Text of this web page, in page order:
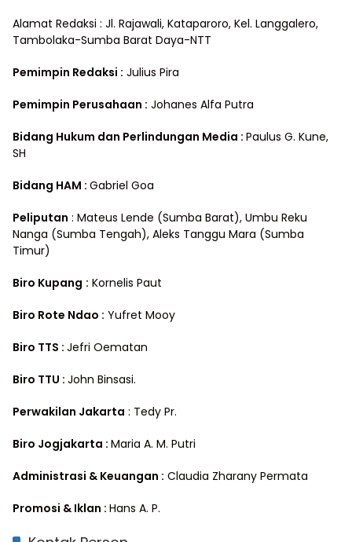
Alamat Redaksi : Jl. Rajawali, Kataparoro, Kel. Langgalero,
Tambolaka-Sumba Barat Daya-NTT
Pemimpin Redaksi : Julius Pira
Pemimpin Perusahaan : Johanes Alfa Putra
Bidang Hukum dan Perlindungan Media : Paulus G. Kune,
SH
Bidang HAM : Gabriel Goa
Peliputan : Mateus Lende (Sumba Barat), Umbu Reku
Nanga (Sumba Tengah), Aleks Tanggu Mara (Sumba
Timur)
Biro Kupang : Kornelis Paut
Biro Rote Ndao : Yufret Mooy
Biro TTS : Jefri Oematan
Biro TTU : John Binsasi.
Perwakilan Jakarta : Tedy Pr.
Biro Jogjakarta : Maria A. M. Putri
Administrasi & Keuangan : Claudia Zharany Permata
Promosi & Iklan : Hans A. P.